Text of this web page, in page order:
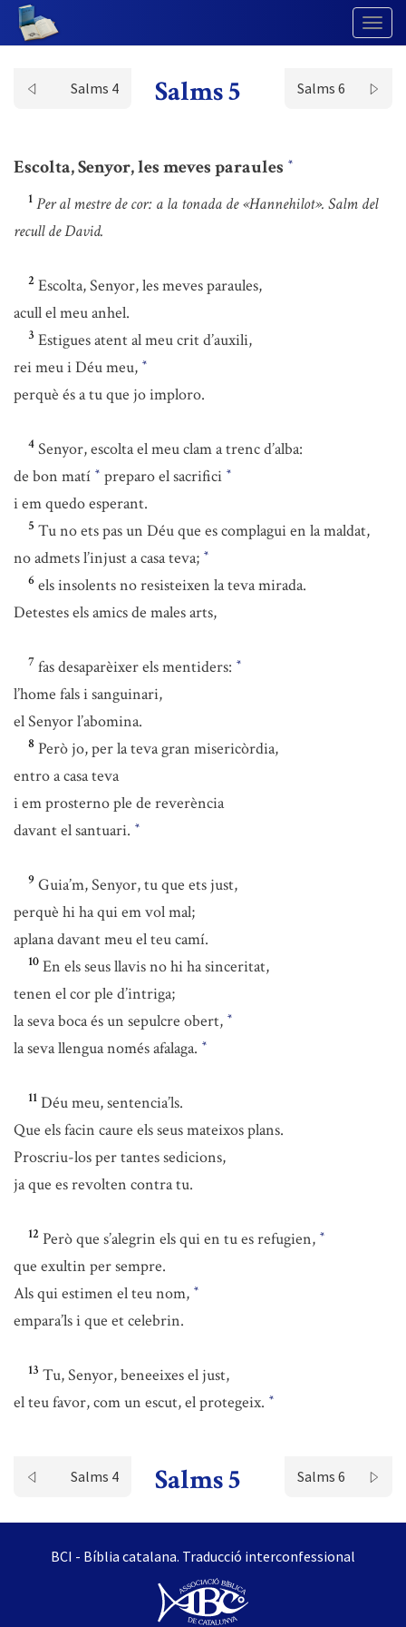
Salms 4 Salms 5 Salms 6
Escolta, Senyor, les meves paraules *
1 Per al mestre de cor: a la tonada de «Hannehilot». Salm del
recull de David.
2 Escolta, Senyor, les meves paraules,
acull el meu anhel.
3 Estigues atent al meu crit d’auxili,
rei meu i Déu meu, *
perquè és a tu que jo imploro.
4 Senyor, escolta el meu clam a trenc d’alba:
de bon matí * preparo el sacrifici *
i em quedo esperant.
5 Tu no ets pas un Déu que es complagui en la maldat,
no admets l’injust a casa teva; *
6 els insolents no resisteixen la teva mirada.
Detestes els amics de males arts,
7 fas desaparèixer els mentiders: *
l’home fals i sanguinari,
el Senyor l’abomina.
8 Però jo, per la teva gran misericòrdia,
entro a casa teva
i em prosterno ple de reverència
davant el santuari. *
9 Guia’m, Senyor, tu que ets just,
perquè hi ha qui em vol mal;
aplana davant meu el teu camí.
10 En els seus llavis no hi ha sinceritat,
tenen el cor ple d’intriga;
la seva boca és un sepulcre obert, *
la seva llengua només afalaga. *
11 Déu meu, sentencia’ls.
Que els facin caure els seus mateixos plans.
Proscriu-los per tantes sedicions,
ja que es revolten contra tu.
12 Però que s’alegrin els qui en tu es refugien, *
que exultin per sempre.
Als qui estimen el teu nom, *
empara’ls i que et celebrin.
13 Tu, Senyor, beneeixes el just,
el teu favor, com un escut, el protegeix. *
Salms 4 Salms 5 Salms 6
BCI - Bíblia catalana. Traducció interconfessional